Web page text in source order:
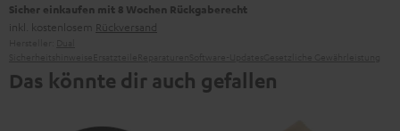
Sicher einkaufen mit 8 Wochen Rückgaberecht
inkl. kostenlosem Rückversand
Das könnte dir auch gefallen